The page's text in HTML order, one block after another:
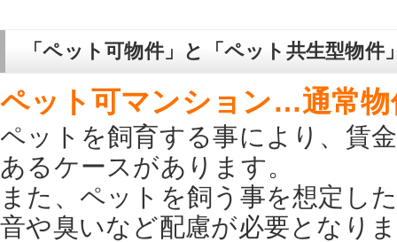
「ペット可物件」と「ペット共生型物件
ペット可マンション…通常
ペットを飼育する事により、賃
あるケースがあります。
また、ペットを飼う事を想定し
音や臭いなど配慮が必要となり